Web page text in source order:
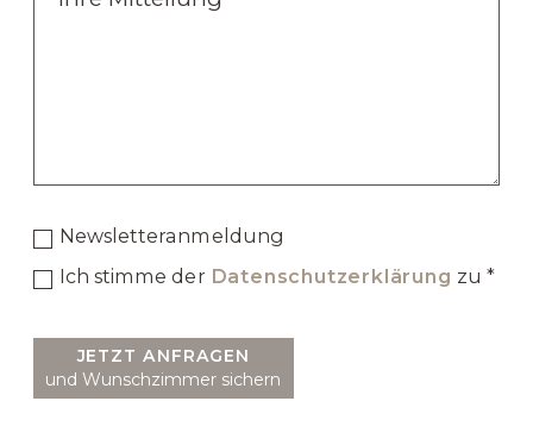
Newsletteranmeldung
Ich stimme der Datenschutzerklärung zu *
JETZT ANFRAGEN
und Wunschzimmer sichern